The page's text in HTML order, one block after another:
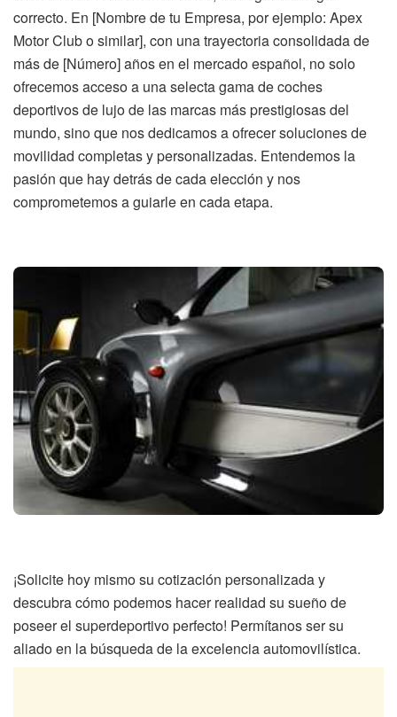
correcto. En [Nombre de tu Empresa, por ejemplo: Apex
Motor Club o similar], con una trayectoria consolidada de
más de [Número] años en el mercado español, no solo
ofrecemos acceso a una selecta gama de coches
deportivos de lujo de las marcas más prestigiosas del
mundo, sino que nos dedicamos a ofrecer soluciones de
movilidad completas y personalizadas. Entendemos la
pasión que hay detrás de cada elección y nos
comprometemos a guiarle en cada etapa.
¡Solicite hoy mismo su cotización personalizada y
descubra cómo podemos hacer realidad su sueño de
poseer el superdeportivo perfecto! Permítanos ser su
aliado en la búsqueda de la excelencia automovilística.